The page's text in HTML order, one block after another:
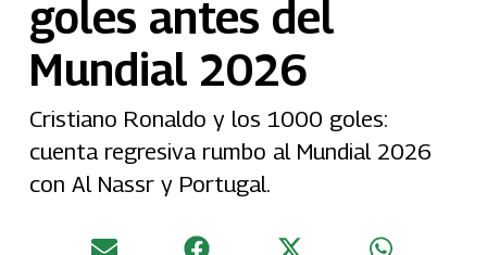
goles antes del
Mundial 2026
Cristiano Ronaldo y los 1000 goles:
cuenta regresiva rumbo al Mundial 2026
con Al Nassr y Portugal.